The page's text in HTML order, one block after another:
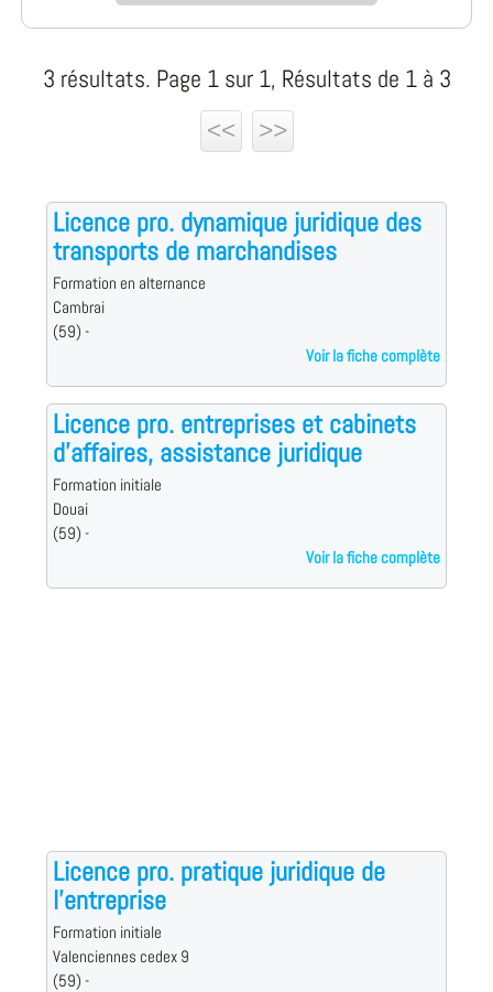
3 résultats. Page 1 sur 1, Résultats de 1 à 3
<<
>>
Licence pro. dynamique juridique des
transports de marchandises
Formation en alternance
Cambrai
(59) -
Voir la fiche complète
Licence pro. entreprises et cabinets
d'affaires, assistance juridique
Formation initiale
Douai
(59) -
Voir la fiche complète
Licence pro. pratique juridique de
l'entreprise
Formation initiale
Valenciennes cedex 9
(59) -